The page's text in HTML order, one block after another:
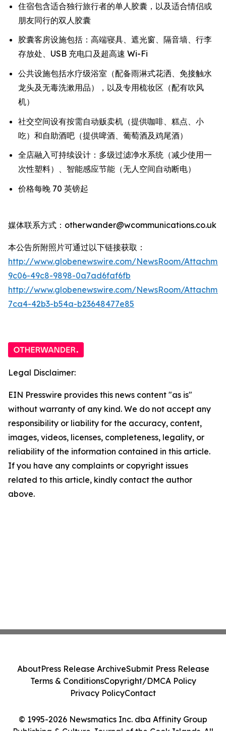
住宿包含适合独行旅行者的单人胶囊，以及适合情侣或
朋友同行的双人胶囊
胶囊客房设施包括：高端寝具、遮光窗、隔音墙、行李
存放处、USB 充电口及超高速 Wi-Fi
公共设施包括水疗级浴室（配备雨淋式花洒、免接触水
龙头及无毒洗漱用品），以及专用梳妆区（配有吹风
机）
社交空间设有按需自动贩卖机（提供咖啡、糕点、小
吃）和自助酒吧（提供啤酒、葡萄酒及鸡尾酒）
全店融入可持续设计：多级过滤净水系统（减少使用一
次性塑料）、智能感应节能（无人空间自动断电）
价格每晚 70 英镑起
媒体联系方式：otherwander@wcommunications.co.uk
本公告所附照片可通过以下链接获取：
http://www.globenewswire.com/NewsRoom/
9c06-49c8-9898-0a7ad6faf6fb
http://www.globenewswire.com/NewsRoom/
7ca4-42b3-b54a-b23648477e85
Legal Disclaimer:
EIN Presswire provides this news content "as is"
without warranty of any kind. We do not accept any
responsibility or liability for the accuracy, content,
images, videos, licenses, completeness, legality, or
reliability of the information contained in this article.
If you have any complaints or copyright issues
related to this article, kindly contact the author
above.
© 1995-2026 Newsmatics Inc. dba Affinity Group
Publishing & Culture Journal of the Cook Islands. All
AboutPress Release ArchiveSubmit Press Release
Terms & ConditionsCopyright/DMCA Policy
Privacy PolicyContact